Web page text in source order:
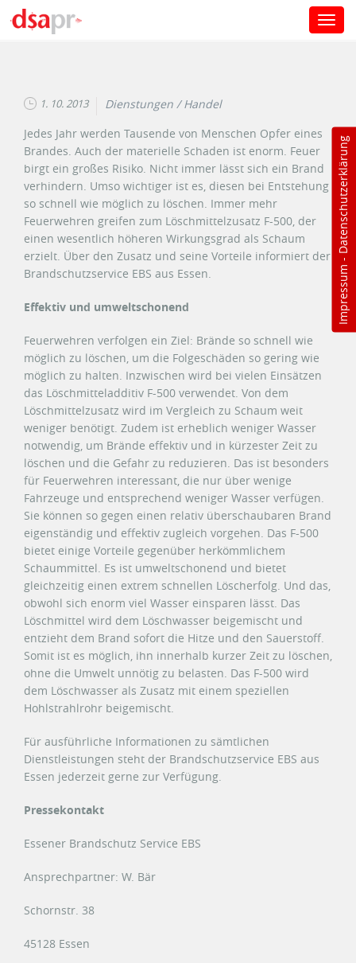
Impressum
-
Datenschutzerklärung
1. 10. 2013
Dienstungen / Handel
Jedes Jahr werden Tausende von Menschen Opfer eines
Brandes. Auch der materielle Schaden ist enorm. Feuer
birgt ein großes Risiko. Nicht immer lässt sich ein Brand
verhindern. Umso wichtiger ist es, diesen bei Entstehung
so schnell wie möglich zu löschen. Immer mehr
Feuerwehren greifen zum Löschmittelzusatz F-500, der
einen wesentlich höheren Wirkungsgrad als Schaum
erzielt. Über den Zusatz und seine Vorteile informiert der
Brandschutzservice EBS aus Essen.
Effektiv und umweltschonend
Feuerwehren verfolgen ein Ziel: Brände so schnell wie
möglich zu löschen, um die Folgeschäden so gering wie
möglich zu halten. Inzwischen wird bei vielen Einsätzen
das Löschmitteladditiv F-500 verwendet. Von dem
Löschmittelzusatz wird im Vergleich zu Schaum weit
weniger benötigt. Zudem ist erheblich weniger Wasser
notwendig, um Brände effektiv und in kürzester Zeit zu
löschen und die Gefahr zu reduzieren. Das ist besonders
für Feuerwehren interessant, die nur über wenige
Fahrzeuge und entsprechend weniger Wasser verfügen.
Sie können so gegen einen relativ überschaubaren Brand
eigenständig und effektiv zugleich vorgehen. Das F-500
bietet einige Vorteile gegenüber herkömmlichem
Schaummittel. Es ist umweltschonend und bietet
gleichzeitig einen extrem schnellen Löscherfolg. Und das,
obwohl sich enorm viel Wasser einsparen lässt. Das
Löschmittel wird dem Löschwasser beigemischt und
entzieht dem Brand sofort die Hitze und den Sauerstoff.
Somit ist es möglich, ihn innerhalb kurzer Zeit zu löschen,
ohne die Umwelt unnötig zu belasten. Das F-500 wird
dem Löschwasser als Zusatz mit einem speziellen
Hohlstrahlrohr beigemischt.
Für ausführliche Informationen zu sämtlichen
Dienstleistungen steht der Brandschutzservice EBS aus
Essen jederzeit gerne zur Verfügung.
Pressekontakt
Essener Brandschutz Service EBS
Ansprechpartner: W. Bär
Schornstr. 38
45128 Essen